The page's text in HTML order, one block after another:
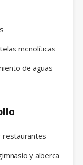
monolíticas
de aguas
restaurantes
y alberca